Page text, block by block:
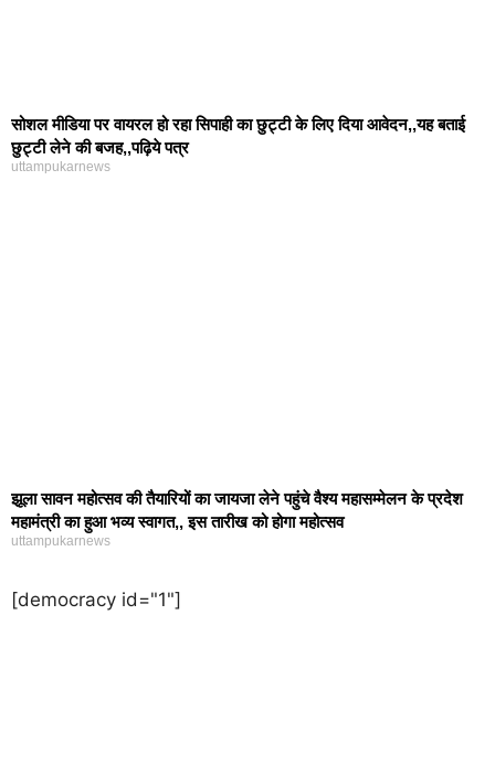
सोशल मीडिया पर वायरल हो रहा सिपाही का छुट्टी के लिए दिया आवेदन,,यह बताई
छुट्टी लेने की बजह,,पढ़िये पत्र
uttampukarnews
झूला सावन महोत्सव की तैयारियों का जायजा लेने पहुंचे वैश्य महासम्मेलन के प्रदेश
महामंत्री का हुआ भव्य स्वागत,, इस तारीख को होगा महोत्सव
uttampukarnews
[democracy id="1"]